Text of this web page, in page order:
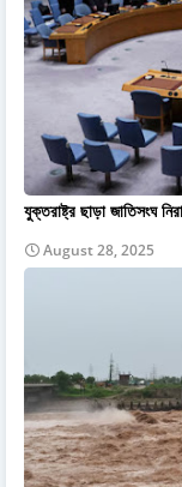
যুক্তরাষ্ট্র ছাড়া জাতিসংঘ
August 28, 2025